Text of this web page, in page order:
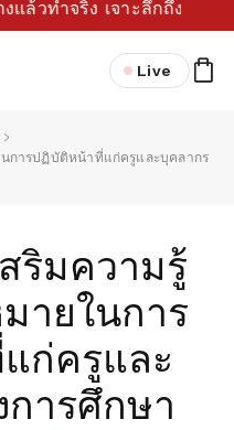
จาะลึกถึงห้องเรียน
Live
นการปฏิบัติหน้าที่แก่ครูและบุคลากร
ริมความรู้
ายในการ
ก่ครูและ
ารศึกษา